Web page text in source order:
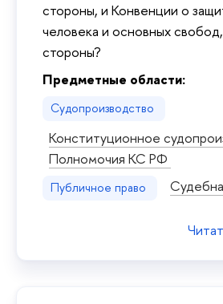
стороны, и Конвенции о
человека и основных
стороны?
Предметные области:
Судопроизводство
Конституционное
Полномочия КС РФ
Публичное право